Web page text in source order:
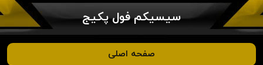
سیسیکم فول پکیج
صفحه اصلی